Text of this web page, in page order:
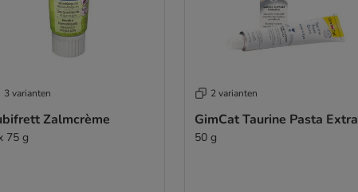
3 varianten
Zalmcrème
75 g
2 varianten
GimCat Taurine Pasta Extra
50 g